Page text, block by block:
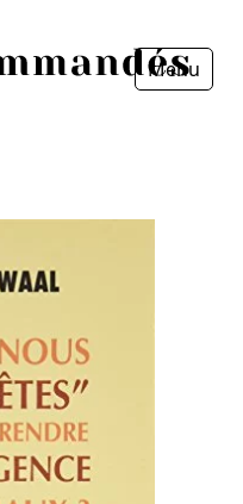
Menu
Fermer